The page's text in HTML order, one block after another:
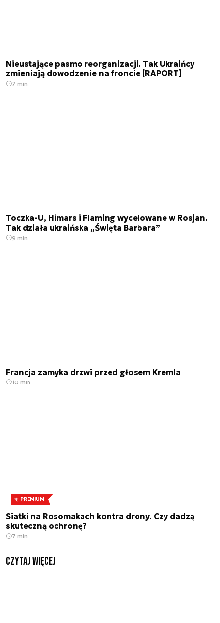
Nieustające pasmo reorganizacji. Tak Ukraińcy
zmieniają dowodzenie na froncie [RAPORT]
7 min.
Toczka-U, Himars i Flaming wycelowane w Rosjan.
Tak działa ukraińska „Święta Barbara”
9 min.
Francja zamyka drzwi przed głosem Kremla
10 min.
PREMIUM
Siatki na Rosomakach kontra drony. Czy dadzą
skuteczną ochronę?
7 min.
czytaj więcej